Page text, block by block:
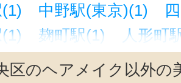
中野駅(東京)(1)
麹町駅(1)
人形町
半蔵門駅(1) 代々木
区のヘアメイク以外の